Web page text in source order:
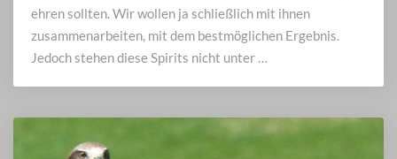
ehren sollten. Wir wollen ja schließlich mit ihnen
zusammenarbeiten, mit dem bestmöglichen Ergebnis.
Jedoch stehen diese Spirits nicht unter …